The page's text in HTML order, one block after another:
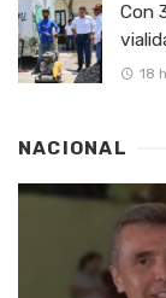
Con
18
NACIONAL